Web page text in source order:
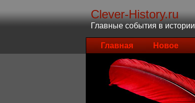
Clever-History.ru
Главные события в истории
Главная Новое